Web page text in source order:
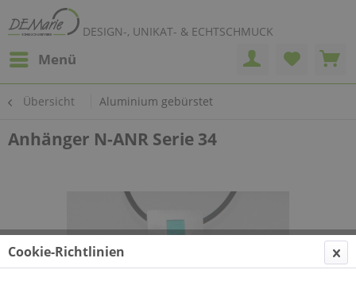
DESIGN-, UNIKAT- & ECHTSCHMUCK
Menü
Übersicht Aluminium gebürstet
Anhänger N-ANR Serie 34
Cookie-Richtlinien